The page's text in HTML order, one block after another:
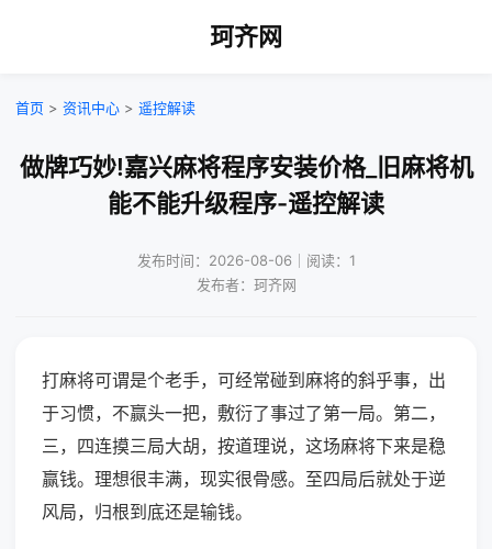
珂齐网
首页 > 资讯中心 > 遥控解读
做牌巧妙!嘉兴麻将程序安装价格_旧麻将机
能不能升级程序-遥控解读
发布时间：2026-08-06｜阅读：1
发布者：珂齐网
打麻将可谓是个老手，可经常碰到麻将的斜乎事，出
于习惯，不赢头一把，敷衍了事过了第一局。第二，
三，四连摸三局大胡，按道理说，这场麻将下来是稳
赢钱。理想很丰满，现实很骨感。至四局后就处于逆
风局，归根到底还是输钱。